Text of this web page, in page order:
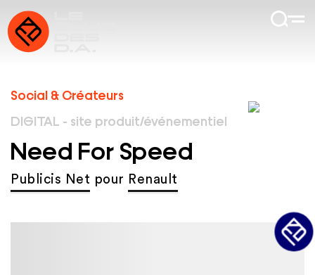
Social & Créateurs
DIGITAL - site produit/événementiel
Need For Speed
Publicis Net pour Renault